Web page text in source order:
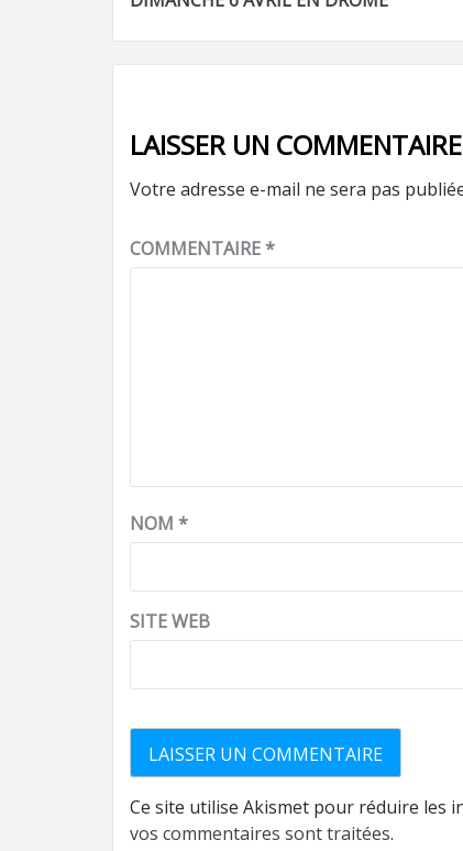
d’article
LAISSER UN COMMENTAIRE
Votre adresse e-mail ne sera pas
COMMENTAIRE*
NOM *
SITE WEB
Ce site utilise Akismet pour réduire les
vos commentaires sont traitées.